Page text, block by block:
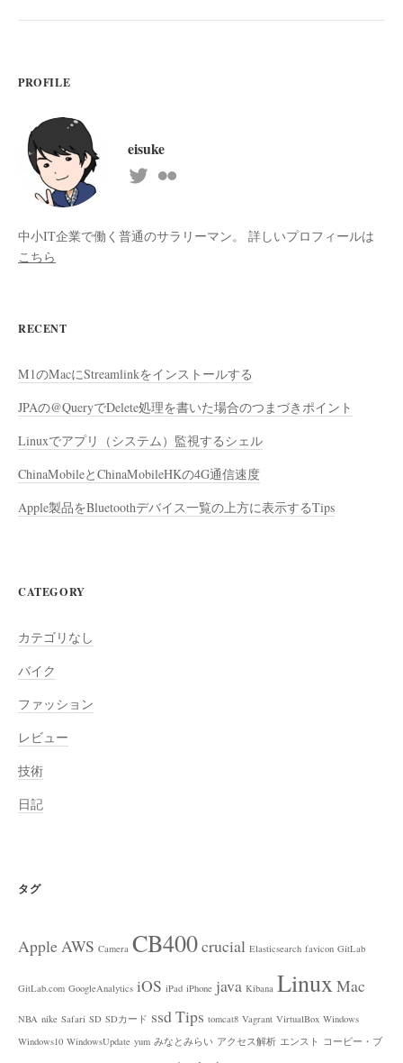
PROFILE
eisuke
中小IT企業で働く普通のサラリーマン。 詳しいプロフィールは
こちら
RECENT
M1のMacにStreamlinkをインストールする
JPAの@QueryでDelete処理を書いた場合のつまづきポイント
Linuxでアプリ（システム）監視するシェル
ChinaMobileとChinaMobileHKの4G通信速度
Apple製品をBluetoothデバイス一覧の上方に表示するTips
CATEGORY
カテゴリなし
バイク
ファッション
レビュー
技術
日記
タグ
AppleAWS Camera CB400crucial Elasticsearch favicon GitLab
GitLab.com GoogleAnalytics iOS iPad iPhone java Kibana LinuxMac
NBA nike Safari SD SDカード ssdTips tomcat8 Vagrant VirtualBox Windows
Windows10 WindowsUpdate yum みなとみらい アクセス解析 エンスト コービー・ブ